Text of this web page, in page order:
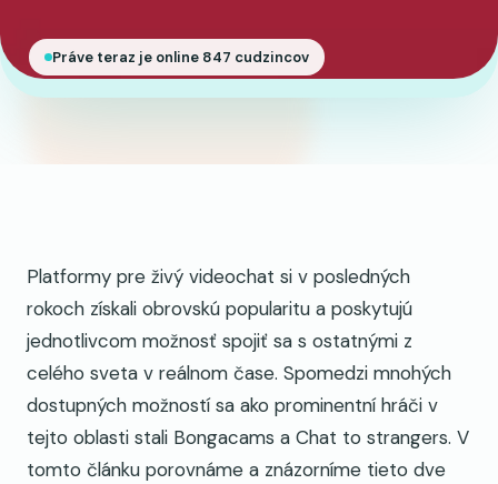
Práve teraz je online 847 cudzincov
Platformy pre živý videochat si v posledných
rokoch získali obrovskú popularitu a poskytujú
jednotlivcom možnosť spojiť sa s ostatnými z
celého sveta v reálnom čase. Spomedzi mnohých
dostupných možností sa ako prominentní hráči v
tejto oblasti stali Bongacams a Chat to strangers. V
tomto článku porovnáme a znázorníme tieto dve